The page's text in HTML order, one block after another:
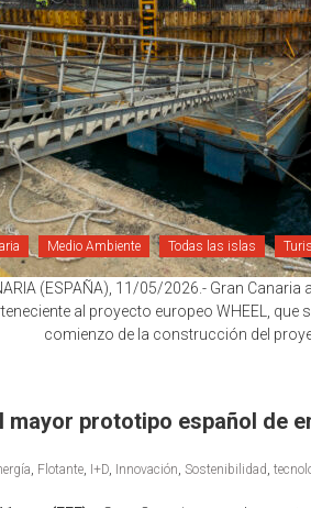
Medio Ambiente Todas las islas
(ESPAÑA), 11/05/2026.- Gran
al proyecto europeo WHEEL,
comienzo de la construcción del
mayor prototipo español de
, Flotante, I+D, Innovación, Sostenibilidad,